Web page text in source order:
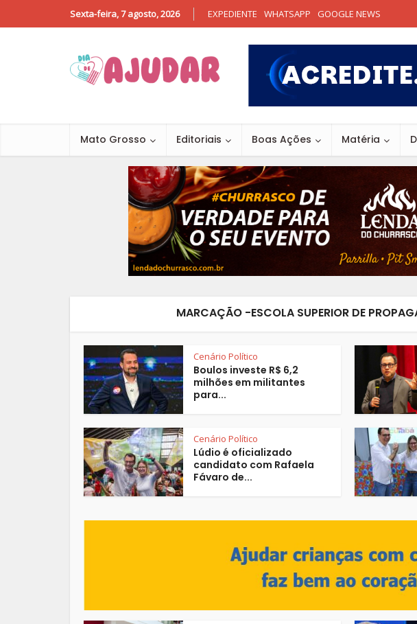
Sexta-feira, 7 agosto, 2026 EXPEDIENTE WHATSAPP GOOGLE NEWS
Mato Grosso Editoriais Boas Ações Matéria
MARCAÇÃO -ESCOLA SUPERIOR DE
Cenário Político
Boulos investe R$ 6,2
milhões em militantes
para...
Cenário Político
Lúdio é oficializado
candidato com Rafaela
Fávaro de...